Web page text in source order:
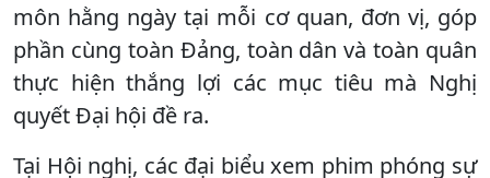
môn hằng ngày tại mỗi cơ quan, đơn vị, góp
phần cùng toàn Đảng, toàn dân và toàn quân
thực hiện thắng lợi các mục tiêu mà Nghị
quyết Đại hội đề ra.
Tại Hội nghị, các đại biểu xem phim phóng sự